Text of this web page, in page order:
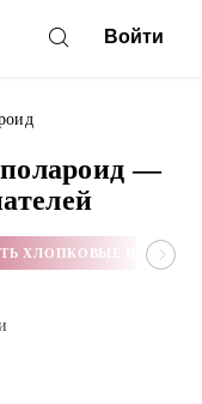
Войти
—
КУПИТЬ ХЛОПКОВЫЕ НОСКИ